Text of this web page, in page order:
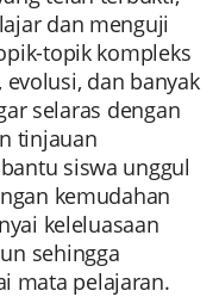
dan menguji
topik kompleks
dan banyak
selaras dengan
tinjauan
siswa unggul
kemudahan
keleluasaan
sehingga
mata pelajaran.